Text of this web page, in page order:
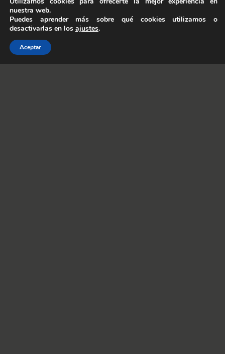
¿Cómo conoceré el interés que ha despertado la
puesta en venta de mi inmueble?
¿Cómo se formalizarán las arras y el contrato definitivo
de Compra/Venta del Inmueble?
nuestra web.
Puedes aprender más sobre qué cookies utilizamos o
desactivarlas en los ajustes.
Aceptar